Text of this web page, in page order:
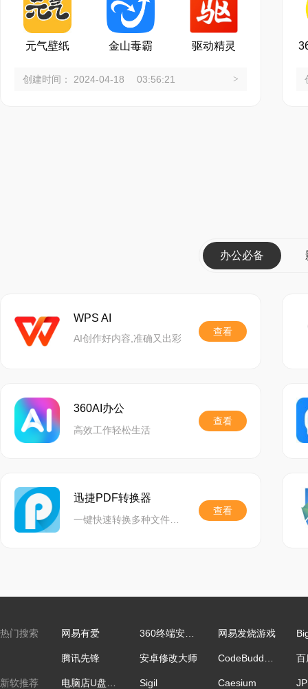
元气壁纸 金山毒霸 驱动精灵
创建时间： 2024-04-18 03:56:21 >
办公必备
WPS AI
AI创作好内容,准确又出彩
查看
360AI办公
高效工作轻松生活
查看
迅捷PDF转换器
查看
热门搜索 网易有爱 网易发烧游戏
腾讯先锋 安卓修改大师
新软推荐 Sigil Caesium